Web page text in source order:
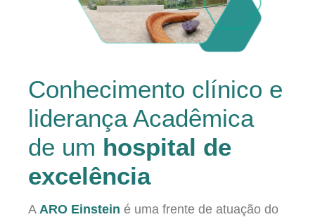
Conhecimento clínico e
liderança Acadêmica
de um hospital de
excelência
A ARO Einstein é uma frente de atuação do